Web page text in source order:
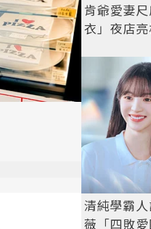
肯爺愛妻
衣」夜店
清純學霸
薇「四敗